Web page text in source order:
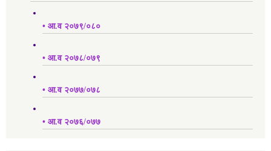
• आ.व २०७९/०८०
• आ.व २०७८/०७९
• आ.व २०७७/०७८
• आ.व २०७६/०७७